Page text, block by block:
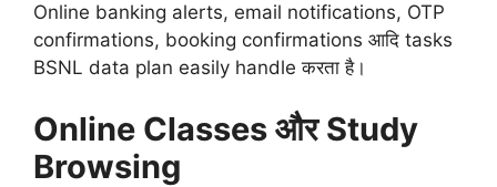
Online banking alerts, email notifications, OTP
confirmations, booking confirmations आदि tasks
BSNL data plan easily handle करता है।
Online Classes और Study
Browsing